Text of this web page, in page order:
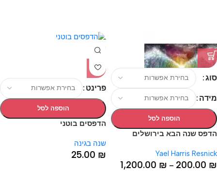
סוג
מידה
הוספה לסל
הדפס שנה הבא בירושלים
Yael Harris Resnick
200.00 ₪
–
1,200.00 ₪
פרינט
הוספה לסל
הדפסים בוטני
שנה בגינה
25.00 ₪